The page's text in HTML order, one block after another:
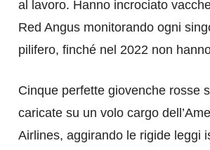
al lavoro. Hanno incrociato
Red Angus monitorando ogni
pilifero, finché nel 2022 non
Cinque perfette giovenche rosse
caricate su un volo cargo
Airlines, aggirando le rigide leggi